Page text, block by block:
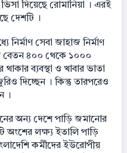
দিয়েছে রোমানিয়া । এরই
দেশটি ।
নির্মাণ সেবা জাহাজ নির্মাণ
বেতন ৪০০ থেকে ১০০০
ব্যবস্থা ও খাবার ভাতা
দিচ্ছেন । কিন্তু তারপরেও
।
অন্য দেশে পাড়ি জমানোর
অংশের লক্ষ্য ইতালি পাড়ি
কর্মীদের ইউরোপীয়